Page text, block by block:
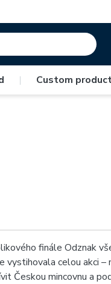
| Custom
finále Odznak
vystihovala celou akci
Českou mincovnu a